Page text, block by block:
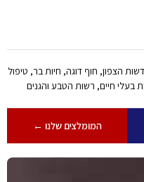
הצפון, חוף דוגה, חיות בר, טיפול
בעלי חיים, רשות הטבע והגנים
המומלצים שלנו ←